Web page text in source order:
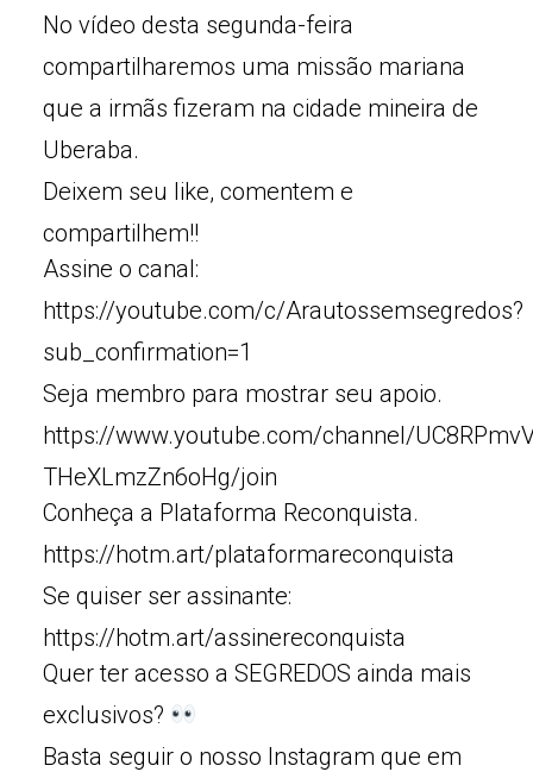
No vídeo desta segunda-feira
compartilharemos uma missão mariana
que a irmãs fizeram na cidade mineira de
Uberaba.
Deixem seu like, comentem e
compartilhem!!
Assine o canal:
https://youtube.com/c/Arautossemsegredos?
sub_confirmation=1
Seja membro para mostrar seu apoio.
https://www.youtube.com/channel/
THeXLmzZn6oHg/join
Conheça a Plataforma Reconquista.
https://hotm.art/plataformareconquista
Se quiser ser assinante:
https://hotm.art/assinereconquista
Quer ter acesso a SEGREDOS ainda mais
exclusivos?
Basta seguir o nosso Instagram que em